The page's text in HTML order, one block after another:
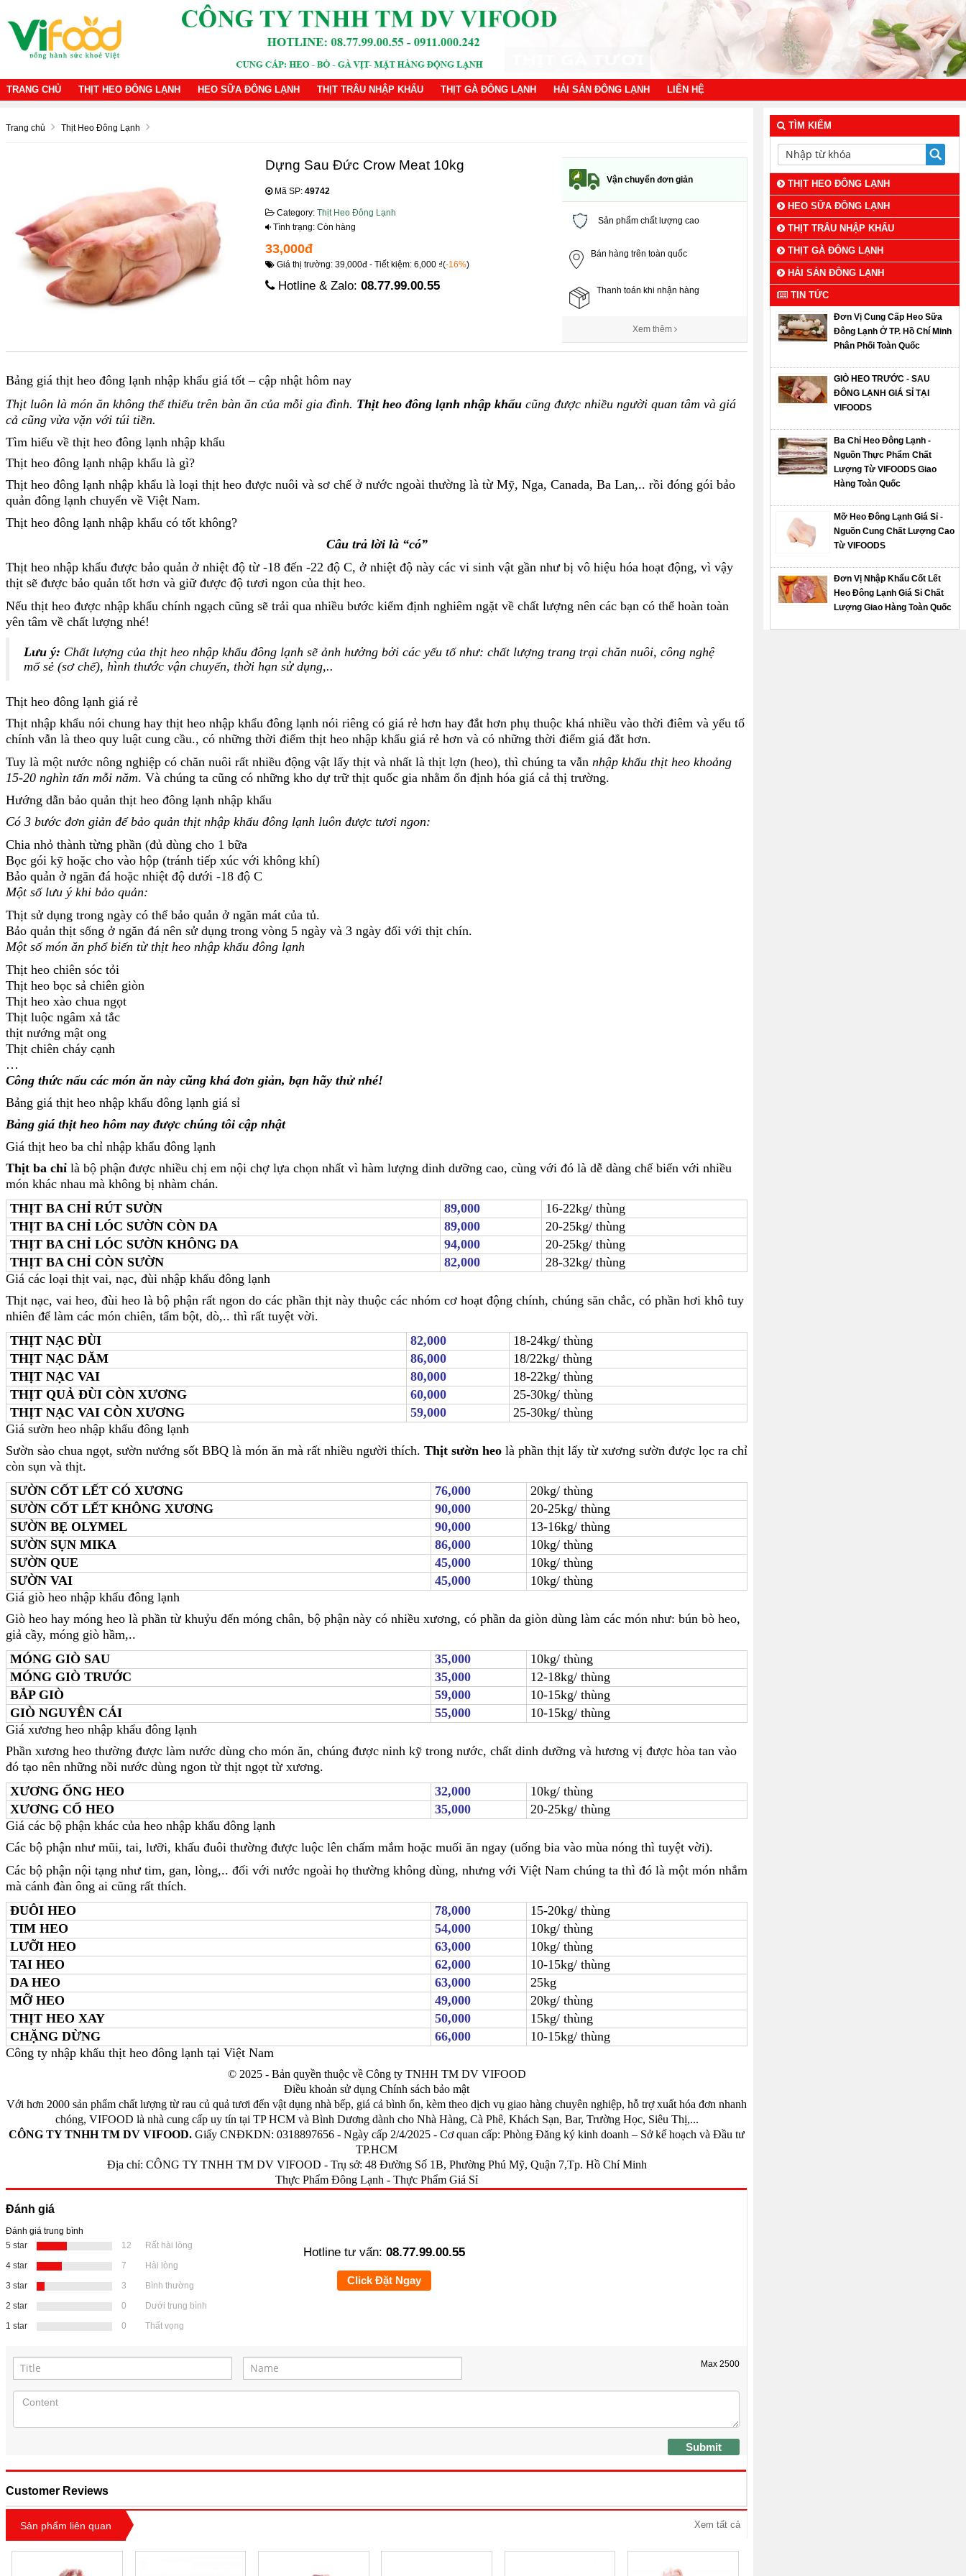
TRANG CHỦ THỊT HEO ĐÔNG LẠNH HEO SỮA ĐÔNG LẠNH THỊT TRÂU NHẬP KHẨU THỊT GÀ ĐÔNG LẠNH HẢI SẢN ĐÔNG LẠNH LIÊN HỆ
Trang chủ Thịt Heo Đông Lạnh
Dựng Sau Đức Crow Meat 10kg
Mã SP:49742
Category:Thịt Heo Đông Lạnh
Tình trạng: Còn hàng
33,000đ
Giá thị trường: 39,000đ - Tiết kiệm: 6,000 ₫(-16%)
Hotline & Zalo:08.77.99.00.55
Vận chuyển đơn giản
Sản phẩm chất lượng cao
Bán hàng trên toàn quốc
Thanh toán khi nhận hàng
Xem thêm
Bảng giá thịt heo đông lạnh nhập khẩu giá tốt – cập nhật hôm nay
Thịt luôn là món ăn không thể thiếu trên bàn ăn của mỗi gia đình. Thịt heo đông lạnh nhập khẩu cũng được nhiều người quan tâm và giá
cả cũng vừa vặn với túi tiền.
Tìm hiểu về thịt heo đông lạnh nhập khẩu
Thịt heo đông lạnh nhập khẩu là gì?
Thịt heo đông lạnh nhập khẩu là loại thịt heo được nuôi và sơ chế ở nước ngoài thường là từ Mỹ, Nga, Canada, Ba Lan,.. rồi đóng gói bảo
quản đông lạnh chuyển về Việt Nam.
Thịt heo đông lạnh nhập khẩu có tốt không?
Câu trả lời là “có”
Thịt heo nhập khẩu được bảo quản ở nhiệt độ từ -18 đến -22 độ C, ở nhiệt độ này các vi sinh vật gần như bị vô hiệu hóa hoạt động, vì vậy
thịt sẽ được bảo quản tốt hơn và giữ được độ tươi ngon của thịt heo.
Nếu thịt heo được nhập khẩu chính ngạch cũng sẽ trải qua nhiều bước kiểm định nghiêm ngặt về chất lượng nên các bạn có thể hoàn toàn
yên tâm về chất lượng nhé!
Lưu ý: Chất lượng của thịt heo nhập khẩu đông lạnh sẽ ảnh hưởng bởi các yếu tố như: chất lượng trang trại chăn nuôi, công nghệ
mổ sẻ (sơ chế), hình thước vận chuyển, thời hạn sử dụng,..
Thịt heo đông lạnh giá rẻ
Thịt nhập khẩu nói chung hay thịt heo nhập khẩu đông lạnh nói riêng có giá rẻ hơn hay đắt hơn phụ thuộc khá nhiều vào thời điêm và yếu tố
chính vẫn là theo quy luật cung cầu., có những thời điểm thịt heo nhập khẩu giá rẻ hơn và có những thời điểm giá đắt hơn.
Tuy là một nước nông nghiệp có chăn nuôi rất nhiều động vật lấy thịt và nhất là thịt lợn (heo), thì chúng ta vẫn nhập khẩu thịt heo khoảng
15-20 nghìn tấn mỗi năm. Và chúng ta cũng có những kho dự trữ thịt quốc gia nhằm ổn định hóa giá cả thị trường.
Hướng dẫn bảo quản thịt heo đông lạnh nhập khẩu
Có 3 bước đơn giản để bảo quản thịt nhập khẩu đông lạnh luôn được tươi ngon:
Chia nhỏ thành từng phần (đủ dùng cho 1 bữa
Bọc gói kỹ hoặc cho vào hộp (tránh tiếp xúc với không khí)
Bảo quản ở ngăn đá hoặc nhiệt độ dưới -18 độ C
Một số lưu ý khi bảo quản:
Thịt sử dụng trong ngày có thể bảo quản ở ngăn mát của tủ.
Bảo quản thịt sống ở ngăn đá nên sử dụng trong vòng 5 ngày và 3 ngày đối với thịt chín.
Một số món ăn phổ biến từ thịt heo nhập khẩu đông lạnh
Thịt heo chiên sóc tỏi
Thịt heo bọc sả chiên giòn
Thịt heo xào chua ngọt
Thịt luộc ngâm xả tắc
thịt nướng mật ong
Thịt chiên cháy cạnh
…
Công thức nấu các món ăn này cũng khá đơn giản, bạn hãy thử nhé!
Bảng giá thịt heo nhập khẩu đông lạnh giá sỉ
Bảng giá thịt heo hôm nay được chúng tôi cập nhật
Giá thịt heo ba chỉ nhập khẩu đông lạnh
Thịt ba chỉ là bộ phận được nhiều chị em nội chợ lựa chọn nhất vì hàm lượng dinh dưỡng cao, cùng với đó là dễ dàng chế biến với nhiều
món khác nhau mà không bị nhàm chán.
THỊT BA CHỈ RÚT SƯỜN
89,000
16-22kg/ thùng
THỊT BA CHỈ LÓC SƯỜN CÒN DA
89,000
20-25kg/ thùng
THỊT BA CHỈ LÓC SƯỜN KHÔNG DA
94,000
20-25kg/ thùng
THỊT BA CHỈ CÒN SƯỜN
82,000
28-32kg/ thùng
Giá các loại thịt vai, nạc, đùi nhập khẩu đông lạnh
Thịt nạc, vai heo, đùi heo là bộ phận rất ngon do các phần thịt này thuộc các nhóm cơ hoạt động chính, chúng săn chắc, có phần hơi khô tuy
nhiên để làm các món chiên, tẩm bột, dò,.. thì rất tuyệt vời.
THỊT NẠC ĐÙI
82,000
18-24kg/ thùng
THỊT NẠC DĂM
86,000
18/22kg/ thùng
THỊT NẠC VAI
80,000
18-22kg/ thùng
THỊT QUẢ ĐÙI CÒN XƯƠNG
60,000
25-30kg/ thùng
THỊT NẠC VAI CÒN XƯƠNG
59,000
25-30kg/ thùng
Giá sườn heo nhập khẩu đông lạnh
Sườn sào chua ngọt, sườn nướng sốt BBQ là món ăn mà rất nhiều người thích. Thịt sườn heo là phần thịt lấy từ xương sườn được lọc ra chỉ
còn sụn và thịt.
SƯỜN CỐT LẾT CÓ XƯƠNG
76,000
20kg/ thùng
SƯỜN CỐT LẾT KHÔNG XƯƠNG
90,000
20-25kg/ thùng
SƯỜN BẸ OLYMEL
90,000
13-16kg/ thùng
SƯỜN SỤN MIKA
86,000
10kg/ thùng
SƯỜN QUE
45,000
10kg/ thùng
SƯỜN VAI
45,000
10kg/ thùng
Giá giò heo nhập khẩu đông lạnh
Giò heo hay móng heo là phần từ khuỷu đến móng chân, bộ phận này có nhiều xương, có phần da giòn dùng làm các món như: bún bò heo,
giả cầy, móng giò hầm,..
MÓNG GIÒ SAU
35,000
10kg/ thùng
MÓNG GIÒ TRƯỚC
35,000
12-18kg/ thùng
BẮP GIÒ
59,000
10-15kg/ thùng
GIÒ NGUYÊN CÁI
55,000
10-15kg/ thùng
Giá xương heo nhập khẩu đông lạnh
Phần xương heo thường được làm nước dùng cho món ăn, chúng được ninh kỹ trong nước, chất dinh dưỡng và hương vị được hòa tan vào
đó tạo nên những nồi nước dùng ngon từ thịt ngọt từ xương.
XƯƠNG ỐNG HEO
32,000
10kg/ thùng
XƯƠNG CỔ HEO
35,000
20-25kg/ thùng
Giá các bộ phận khác của heo nhập khẩu đông lạnh
Các bộ phận như mũi, tai, lưỡi, khấu đuôi thường được luộc lên chấm mắm hoặc muối ăn ngay (uống bia vào mùa nóng thì tuyệt vời).
Các bộ phận nội tạng như tim, gan, lòng,.. đối với nước ngoài họ thường không dùng, nhưng với Việt Nam chúng ta thì đó là một món nhắm
mà cánh đàn ông ai cũng rất thích.
ĐUÔI HEO
78,000
15-20kg/ thùng
TIM HEO
54,000
10kg/ thùng
LƯỠI HEO
63,000
10kg/ thùng
TAI HEO
62,000
10-15kg/ thùng
DA HEO
63,000
25kg
MỠ HEO
49,000
20kg/ thùng
THỊT HEO XAY
50,000
15kg/ thùng
CHẶNG DỪNG
66,000
10-15kg/ thùng
Công ty nhập khẩu thịt heo đông lạnh tại Việt Nam
© 2025 - Bản quyền thuộc về Công ty TNHH TM DV VIFOOD
Điều khoản sử dụng Chính sách bảo mật
Với hơn 2000 sản phẩm chất lượng từ rau củ quả tươi đến vật dụng nhà bếp, giá cả bình ổn, kèm theo dịch vụ giao hàng chuyên nghiệp, hỗ trợ xuất hóa đơn nhanh
chóng, VIFOOD là nhà cung cấp uy tín tại TP HCM và Bình Dương dành cho Nhà Hàng, Cà Phê, Khách Sạn, Bar, Trường Học, Siêu Thị,...
CÔNG TY TNHH TM DV VIFOOD. Giấy CNĐKDN: 0318897656 - Ngày cấp 2/4/2025 - Cơ quan cấp: Phòng Đăng ký kinh doanh – Sở kế hoạch và Đầu tư
TP.HCM
Địa chỉ: CÔNG TY TNHH TM DV VIFOOD - Trụ sở: 48 Đường Số 1B, Phường Phú Mỹ, Quận 7,Tp. Hồ Chí Minh
Thực Phẩm Đông Lạnh -Thực Phẩm Giá Sỉ
Đánh giá
Đánh giá trung bình
5 star
12
Rất hài lòng
4 star
7
Hài lòng
3 star
3
Bình thường
2 star
0
Dưới trung bình
1 star
0 Thất vọng
Hotline tư vấn: 08.77.99.00.55
Click Đặt Ngay
Max2500
Submit
Customer Reviews
Sản phẩm liên quan Xem tất cả
TÌM KIẾM
THỊT HEO ĐÔNG LẠNH
HEO SỮA ĐÔNG LẠNH
THỊT TRÂU NHẬP KHẨU
THỊT GÀ ĐÔNG LẠNH
HẢI SẢN ĐÔNG LẠNH
TIN TỨC
Đơn Vị Cung Cấp Heo Sữa
Đông Lạnh Ở TP. Hồ Chí Minh
Phân Phối Toàn Quốc
GIÒ HEO TRƯỚC - SAU
ĐÔNG LẠNH GIÁ SỈ TẠI
VIFOODS
Ba Chỉ Heo Đông Lạnh -
Nguồn Thực Phẩm Chất
Lượng Từ VIFOODS Giao
Hàng Toàn Quốc
Mỡ Heo Đông Lạnh Giá Sỉ -
Nguồn Cung Chất Lượng Cao
Từ VIFOODS
Đơn Vị Nhập Khẩu Cốt Lết
Heo Đông Lạnh Giá Sỉ Chất
Lượng Giao Hàng Toàn Quốc